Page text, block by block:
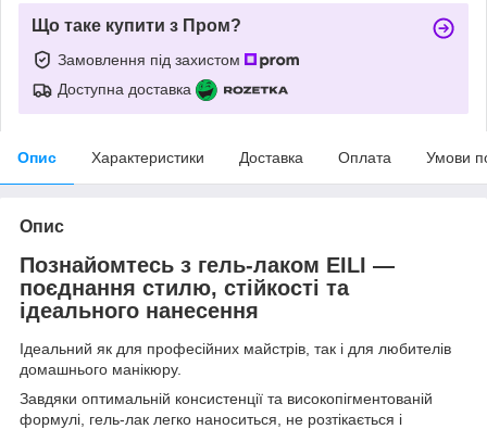
Що таке купити з Пром?
Замовлення під захистом
Доступна доставка
Опис Характеристики Доставка Оплата Умови
Опис
Познайомтесь з гель-лаком EILI —
поєднання стилю, стійкості та
ідеального нанесення
Ідеальний як для професійних майстрів, так і для любителів
домашнього манікюру.
Завдяки оптимальній консистенції та високопігментованій
формулі, гель-лак легко наноситься, не розтікається і